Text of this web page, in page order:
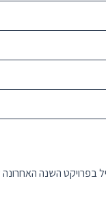
בפרויקט השנה האחרונה